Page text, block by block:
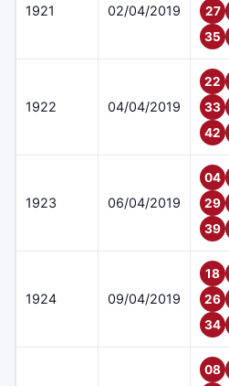
1921 02/04/2019
27
35
1922 04/04/2019
22
33
42
1923 06/04/2019
04
29
39
1924 09/04/2019
18
26
34
08